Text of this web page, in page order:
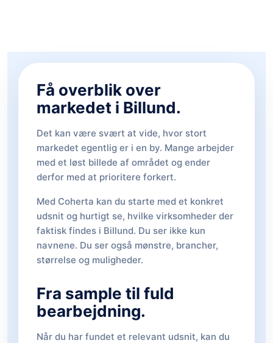
Få overblik over
markedet i Billund.
Det kan være svært at vide, hvor stort
markedet egentlig er i en by. Mange arbejder
med et løst billede af området og ender
derfor med at prioritere forkert.
Med Coherta kan du starte med et konkret
udsnit og hurtigt se, hvilke virksomheder der
faktisk findes i Billund. Du ser ikke kun
navnene. Du ser også mønstre, brancher,
størrelse og muligheder.
Fra sample til fuld
bearbejdning.
Når du har fundet et relevant udsnit, kan du